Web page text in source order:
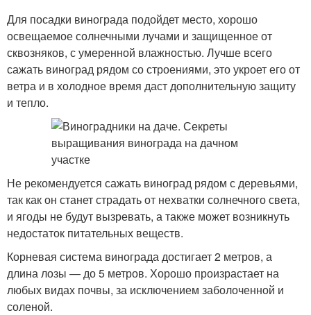
Для посадки винограда подойдет место, хорошо
освещаемое солнечными лучами и защищенное от
сквозняков, с умеренной влажностью. Лучше всего
сажать виноград рядом со строениями, это укроет его от
ветра и в холодное время даст дополнительную защиту
и тепло.
Не рекомендуется сажать виноград рядом с деревьями,
так как он станет страдать от нехватки солнечного света,
и ягоды не будут вызревать, а также может возникнуть
недостаток питательных веществ.
Корневая система винограда достигает 2 метров, а
длина лозы — до 5 метров. Хорошо произрастает на
любых видах почвы, за исключением заболоченной и
соленой.